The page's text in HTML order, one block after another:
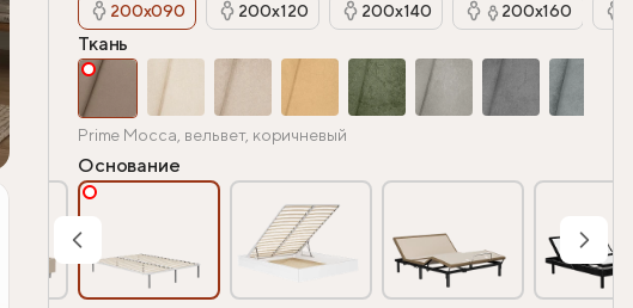
200х090 200х120 200х140 200х160
Ткань
Prime Mocca, вельвет, коричневый
Основание